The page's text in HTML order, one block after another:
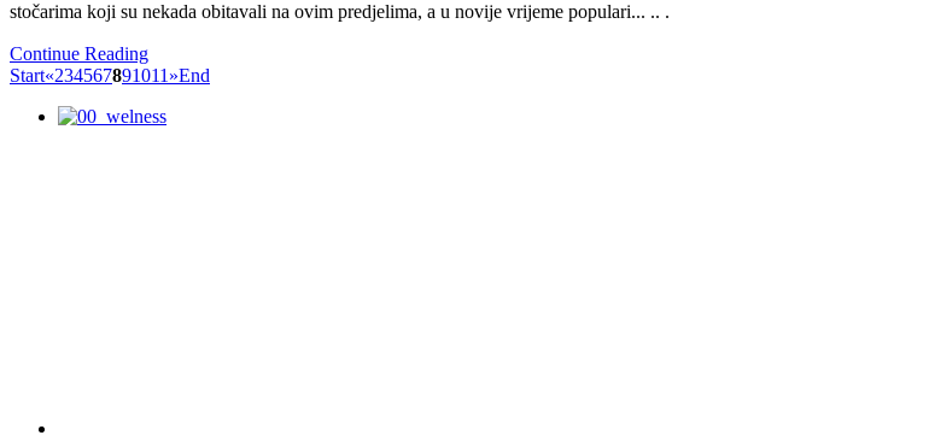
stočarima koji su nekada obitavali na ovim predjelima, a u novije vrijeme populari... .. .
Continue Reading
Start«234567891011 »End